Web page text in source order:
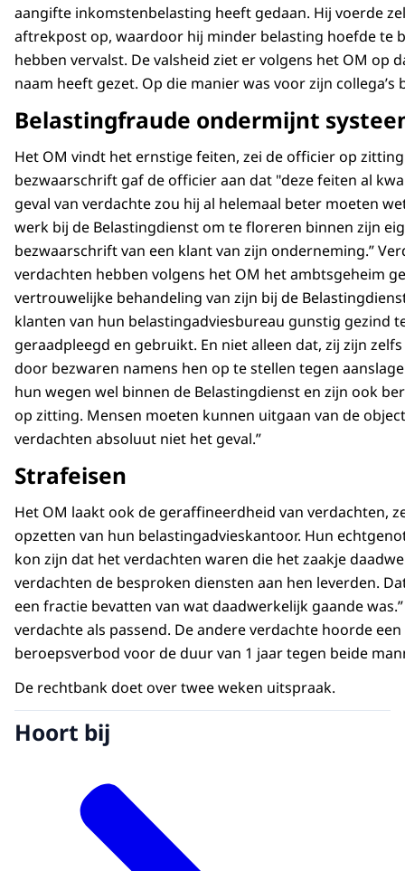
aangifte inkomstenbelasting heeft gedaan. Hij voerde
aftrekpost op, waardoor hij minder belasting hoefde te
hebben vervalst. De valsheid ziet er volgens het OM
naam heeft gezet. Op die manier was voor zijn
Belastingfraude ondermijnt
Het OM vindt het ernstige feiten, zei de officier op
bezwaarschrift gaf de officier aan dat "deze feiten al
geval van verdachte zou hij al helemaal beter moeten
werk bij de Belastingdienst om te floreren binnen zijn
bezwaarschrift van een klant van zijn onderneming.”
verdachten hebben volgens het OM het ambtsgeheim
vertrouwelijke behandeling van zijn bij de
klanten van hun belastingadviesbureau gunstig gezind
geraadpleegd en gebruikt. En niet alleen dat, zij zijn
door bezwaren namens hen op te stellen tegen
hun wegen wel binnen de Belastingdienst en zijn ook
op zitting. Mensen moeten kunnen uitgaan van de
verdachten absoluut niet het geval.”
Strafeisen
Het OM laakt ook de geraffineerdheid van verdachten,
opzetten van hun belastingadvieskantoor. Hun
kon zijn dat het verdachten waren die het zaakje
verdachten de besproken diensten aan hen leverden.
een fractie bevatten van wat daadwerkelijk gaande
verdachte als passend. De andere verdachte hoorde
beroepsverbod voor de duur van 1 jaar tegen beide
De rechtbank doet over twee weken uitspraak.
Hoort bij